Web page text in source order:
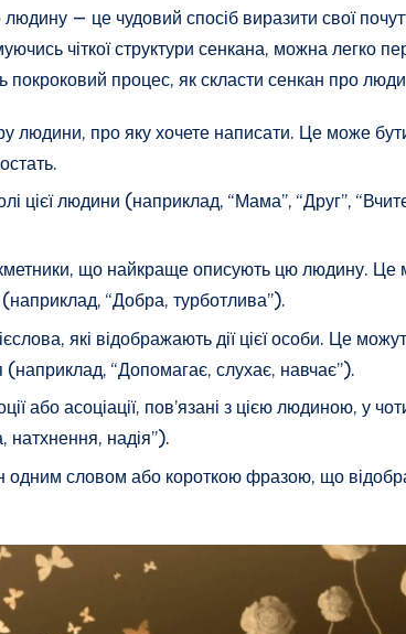
— це чудовий спосіб виразити свої
чіткої структури сенкана, можна легко
покроковий процес, як скласти сенкан про
людини, про яку хочете написати. Це може
цієї людини (наприклад, “Мама”, “Друг”,
що найкраще описують цю людину. Це
(наприклад, “Добра, турботлива”).
які відображають дії цієї особи. Це
“Допомагає, слухає, навчає”).
або асоціації, пов’язані з цією людиною, у
натхнення, надія”).
одним словом або короткою фразою, що